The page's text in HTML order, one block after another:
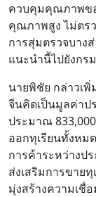
ควบคุมคุณภาพข
คุณภาพสูง ไม่ตร
การสุ่มตรวจบาง
แนะนำนี้ไปยังกร
นายพิชัย กล่าวเพิ่
จีนคิดเป็นมูลค่าป
ประมาณ
ออกทุเรียนทั้งหม
การค้าระหว่างป
ส่งเสริมการขาย
มุ่งสร้างความเชื่